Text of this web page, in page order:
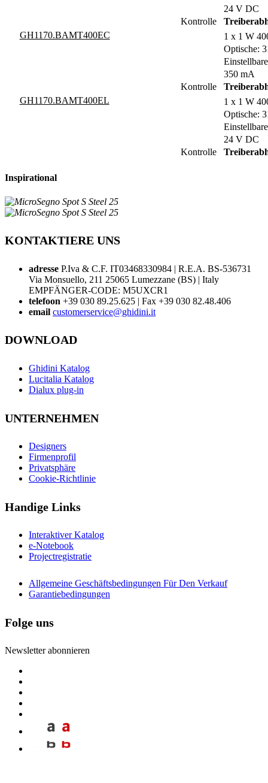
24 V DC
Kontrolle
GH1170.BAMT400EC
1 x 1 W
Optische:
350 mA
Kontrolle
GH1170.BAMT400EL
1 x 1 W
Optische:
24 V DC
Kontrolle
Inspirational
KONTAKTIERE UNS
adresse P.Iva & C.F. IT03468330984 | R.E.A. BS-536731
Via Monsuello, 211 25065 Lumezzane (BS) | Italy
EMPFÄNGER-CODE: M5UXCR1
telefoon +39 030 89.25.625 | Fax +39 030 82.48.406
email customerservice@ghidini.it
DOWNLOAD
Ghidini Katalog
Lucitalia Katalog
Dialux plug-in
UNTERNEHMEN
Designers
Firmenprofil
Privatsphäre
Cookie-Richtlinie
Handige Links
Interaktiver Katalog
e-Notebook
Projectregistratie
Allgemeine Geschäftsbedingungen Für Den Verkauf
Garantiebedingungen
Folge uns
Newsletter abonnieren